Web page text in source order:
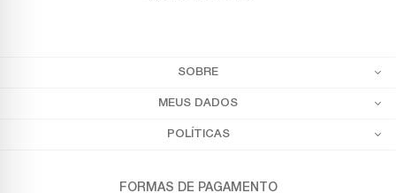
SOBRE
MEUS DADOS
POLÍTICAS
FORMAS DE PAGAMENTO